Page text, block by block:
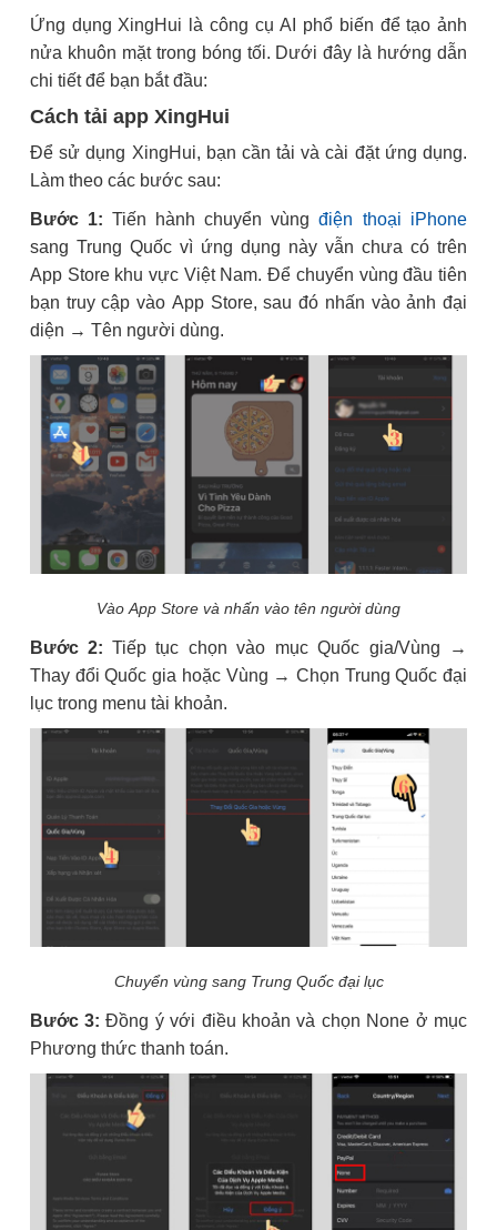
Ứng dụng XingHui là công cụ AI phổ biến để tạo ảnh
nửa khuôn mặt trong bóng tối. Dưới đây là hướng dẫn
chi tiết để bạn bắt đầu:
Cách tải app XingHui
Để sử dụng XingHui, bạn cần tải và cài đặt ứng dụng.
Làm theo các bước sau:
Bước 1: Tiến hành chuyển vùng điện thoại iPhone
sang Trung Quốc vì ứng dụng này vẫn chưa có trên
App Store khu vực Việt Nam. Để chuyển vùng đầu tiên
bạn truy cập vào App Store, sau đó nhấn vào ảnh đại
diện → Tên người dùng.
Vào App Store và nhấn vào tên người dùng
Bước 2: Tiếp tục chọn vào mục Quốc gia/Vùng →
Thay đổi Quốc gia hoặc Vùng → Chọn Trung Quốc đại
lục trong menu tài khoản.
Chuyển vùng sang Trung Quốc đại lục
Bước 3: Đồng ý với điều khoản và chọn None ở mục
Phương thức thanh toán.